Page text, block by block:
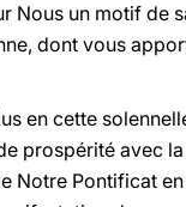
Nous un motif de
dont vous
en cette
prospérité avec
Notre Pontificat